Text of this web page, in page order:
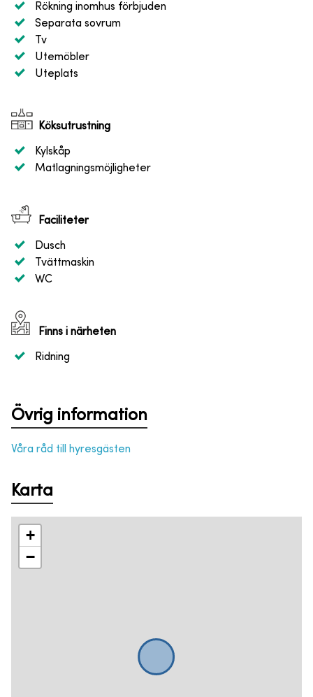
Rökning inomhus förbjuden
Separata sovrum
Tv
Utemöbler
Uteplats
Köksutrustning
Kylskåp
Matlagningsmöjligheter
Faciliteter
Dusch
Tvättmaskin
WC
Finns i närheten
Ridning
Övrig information
Våra råd till hyresgästen
Karta
+
−